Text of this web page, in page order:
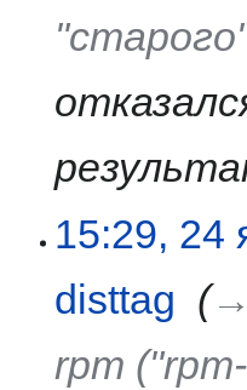
января
15:29, 24
disttag
rpm